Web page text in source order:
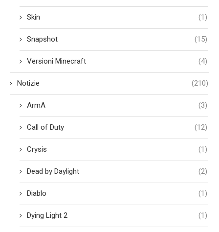
Skin (1)
Snapshot (15)
Versioni Minecraft (4)
Notizie (210)
ArmA (3)
Call of Duty (12)
Crysis (1)
Dead by Daylight (2)
Diablo (1)
Dying Light 2 (1)